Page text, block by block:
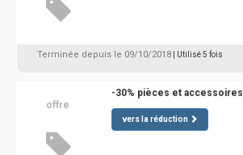
Terminée depuis le 09/10/2018 | Utilisé 5 fois
offre
-30% pièces et accessoires
vers la réduction